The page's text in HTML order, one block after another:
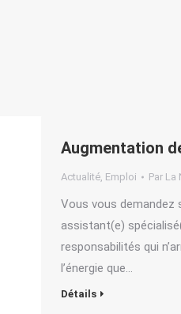
Augmentation
Actualité, Emploi Par La
Vous vous demandez
assistant(e)
responsabilités qui
l’énergie que…
Détails